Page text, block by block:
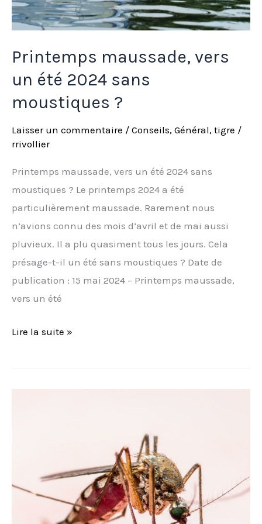
Printemps maussade, vers
un été 2024 sans
moustiques ?
Laisser un commentaire / Conseils, Général, tigre /
rrivollier
Printemps maussade, vers un été 2024 sans
moustiques ? Le printemps 2024 a été
particulièrement maussade. Rarement nous
n’avions connu des mois d’avril et de mai aussi
pluvieux. Il a plu quasiment tous les jours. Cela
présage-t-il un été sans moustiques ? Date de
publication : 15 mai 2024 – Printemps maussade,
vers un été
Lire la suite »